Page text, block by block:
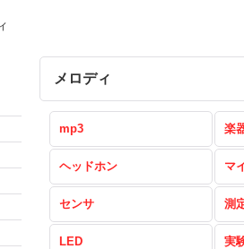
メロディ
mp3 楽
ヘッドホン マ
センサ 測
LED 実